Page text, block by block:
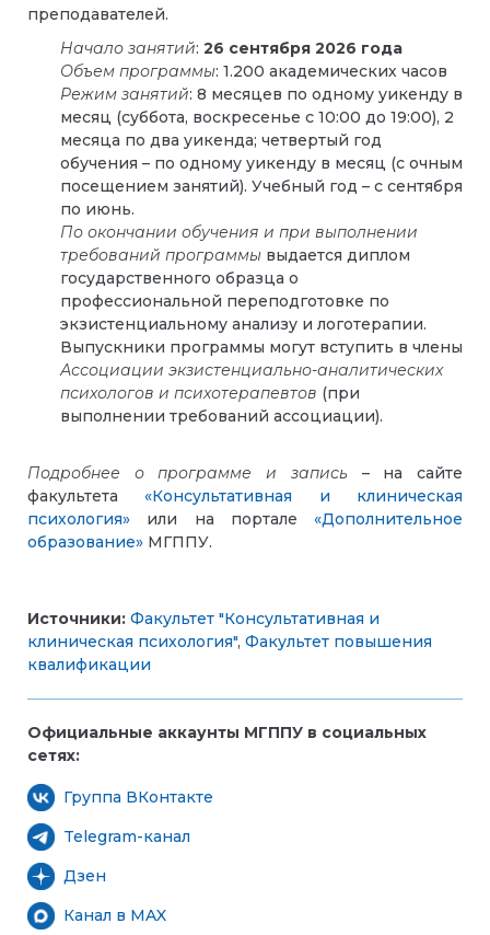
преподавателей.
Начало занятий: 26 сентября 2026 года
Объем программы: 1.200 академических часов
Режим занятий: 8 месяцев по одному уикенду в
месяц (суббота, воскресенье с 10:00 до 19:00), 2
месяца по два уикенда; четвертый год
обучения – по одному уикенду в месяц (с очным
посещением занятий). Учебный год – с сентября
по июнь.
По окончании обучения и при выполнении
требований программы выдается диплом
государственного образца о
профессиональной переподготовке по
экзистенциальному анализу и логотерапии.
Выпускники программы могут вступить в члены
Ассоциации экзистенциально-аналитических
психологов и психотерапевтов (при
выполнении требований ассоциации).
Подробнее о программе и запись– на сайте
факультета«Консультативная и клиническая
психология» или на портале «Дополнительное
образование» МГППУ.
Источники: Факультет "Консультативная и
клиническая психология", Факультет повышения
квалификации
Официальные аккаунты МГППУ в социальных
сетях:
Группа ВКонтакте
Telegram-канал
Дзен
Канал в MAX